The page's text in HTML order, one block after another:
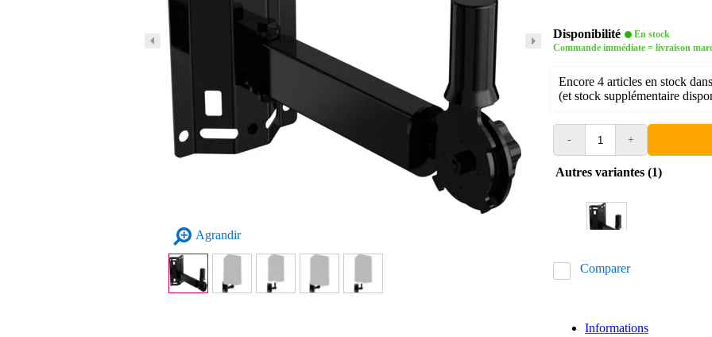
Agrandir
Disponibilité
En stock
Commande immédiate = livraison
Encore 4 articles en stock
(et stock supplémentaire
- +
Autres variantes (1)
Comparer
Informations